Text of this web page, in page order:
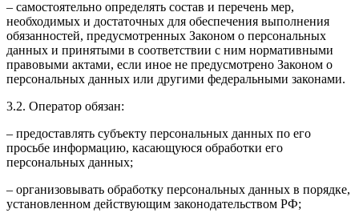
– самостоятельно определять состав и перечень мер,
необходимых и достаточных для обеспечения выполнения
обязанностей, предусмотренных Законом о персональных
данных и принятыми в соответствии с ним нормативными
правовыми актами, если иное не предусмотрено Законом о
персональных данных или другими федеральными законами.
3.2. Оператор обязан:
– предоставлять субъекту персональных данных по его
просьбе информацию, касающуюся обработки его
персональных данных;
– организовывать обработку персональных данных в порядке,
установленном действующим законодательством РФ;